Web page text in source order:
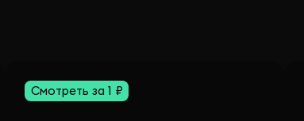
Смотреть за 1 ₽